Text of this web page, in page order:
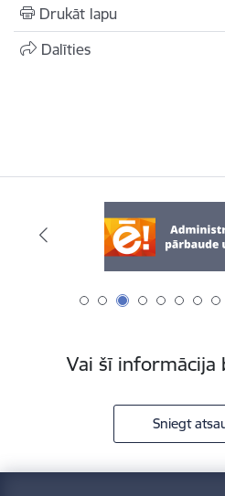
Drukāt lapu
Dalīties
Vai šī informācija
Sniegt